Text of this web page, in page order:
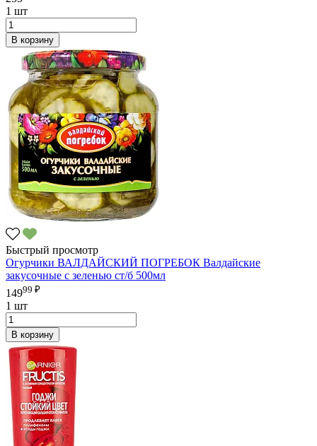
1 шт
В корзину
Быстрый просмотр
Огурчики ВАЛДАЙСКИЙ ПОГРЕБОК Валдайские
закусочные с зеленью ст/б 500мл
14999 ₽
1 шт
В корзину